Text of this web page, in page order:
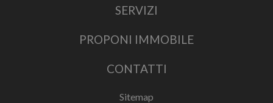
SERVIZI
PROPONI IMMOBILE
CONTATTI
Sitemap